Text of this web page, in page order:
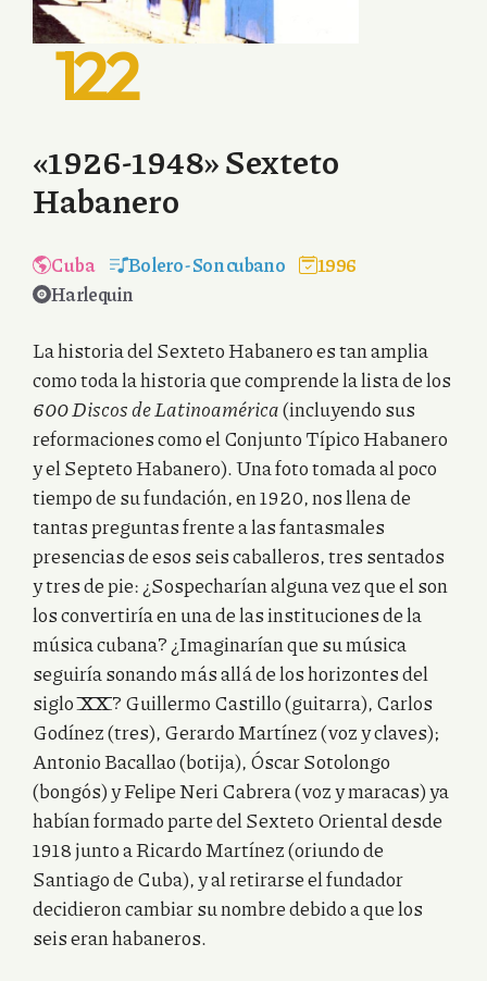
122
«1926-1948» Sexteto
Habanero
Cuba Bolero-Son cubano
1996
Harlequin
La historia del Sexteto Habanero es tan amplia
como toda la historia que comprende la lista de los
600 Discos de Latinoamérica(incluyendo sus
reformaciones como el Conjunto Típico Habanero
y el Septeto Habanero). Una foto tomada al poco
tiempo de su fundación, en 1920, nos llena de
tantas preguntas frente a las fantasmales
presencias de esos seis caballeros, tres sentados
y tres de pie: ¿Sospecharían alguna vez que el son
los convertiría en una de las instituciones de la
música cubana? ¿Imaginarían que su música
seguiría sonando más allá de los horizontes del
siglo XX? Guillermo Castillo (guitarra), Carlos
Godínez (tres), Gerardo Martínez (voz y claves);
Antonio Bacallao (botija), Óscar Sotolongo
(bongós) y Felipe Neri Cabrera (voz y maracas) ya
habían formado parte del Sexteto Oriental desde
1918 junto a Ricardo Martínez (oriundo de
Santiago de Cuba), y al retirarse el fundador
decidieron cambiar su nombre debido a que los
seis eran habaneros.